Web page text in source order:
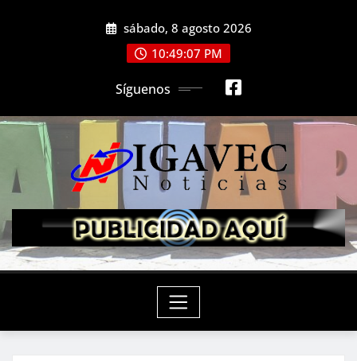
sábado, 8 agosto 2026
10:49:09 PM
Síguenos